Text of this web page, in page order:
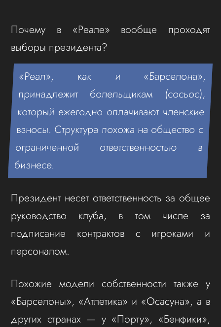
Почему в «Реале» вообще проходят
выборы президента?
«Реал», как и «Барселона»,
принадлежит болельщикам (сосьос),
который ежегодно оплачивают членские
взносы. Структура похожа на общество с
ограниченной ответственностью в
бизнесе.
Президент несет ответственность за общее
руководство клуба, в том числе за
подписание контрактов с игроками и
персоналом.
Похожие модели собственности также у
«Барселоны», «Атлетика» и «Осасуна», а в
других странах — у «Порту», «Бенфики»,